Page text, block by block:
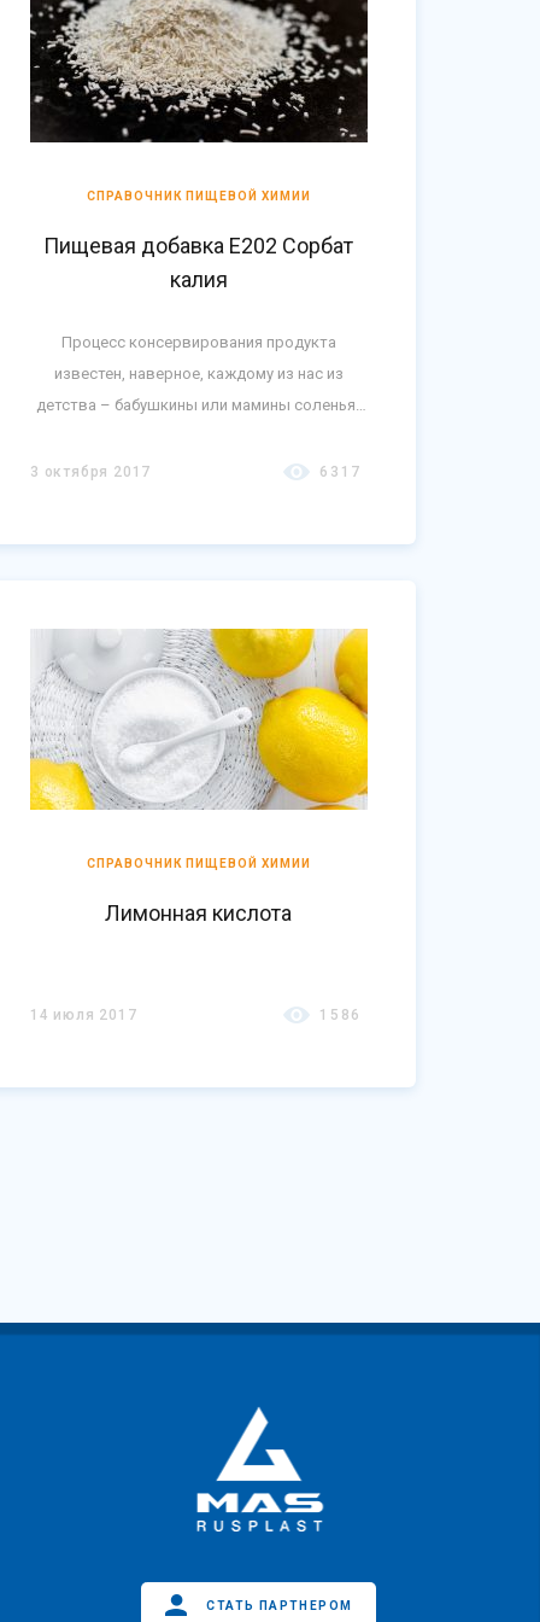
СПРАВОЧНИК ПИЩЕВОЙ ХИМИИ
Пищевая добавка Е202 Сорбат
калия
Процесс консервирования продукта
известен, наверное, каждому из нас из
детства – бабушкины или мамины соленья-
человек относится позитивно.
3 октября 2017 6317
СПРАВОЧНИК ПИЩЕВОЙ ХИМИИ
Лимонная кислота
14 июля 2017 1586
СТАТЬ ПАРТНЕРОМ